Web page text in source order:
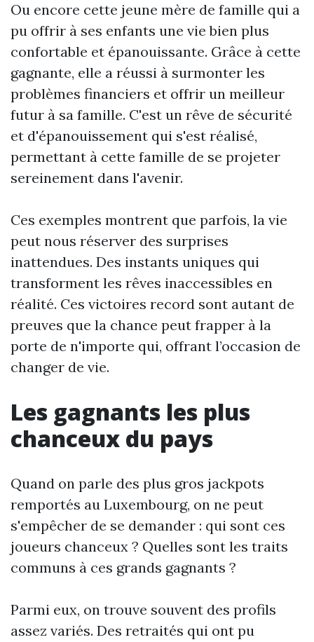
Ou encore cette jeune mère de famille qui a
pu offrir à ses enfants une vie bien plus
confortable et épanouissante. Grâce à cette
gagnante, elle a réussi à surmonter les
problèmes financiers et offrir un meilleur
futur à sa famille. C'est un rêve de sécurité
et d'épanouissement qui s'est réalisé,
permettant à cette famille de se projeter
sereinement dans l'avenir.
Ces exemples montrent que parfois, la vie
peut nous réserver des surprises
inattendues. Des instants uniques qui
transforment les rêves inaccessibles en
réalité. Ces victoires record sont autant de
preuves que la chance peut frapper à la
porte de n'importe qui, offrant l’occasion de
changer de vie.
Les gagnants les plus
chanceux du pays
Quand on parle des plus gros jackpots
remportés au Luxembourg, on ne peut
s'empêcher de se demander : qui sont ces
joueurs chanceux ? Quelles sont les traits
communs à ces grands gagnants ?
Parmi eux, on trouve souvent des profils
assez variés. Des retraités qui ont pu